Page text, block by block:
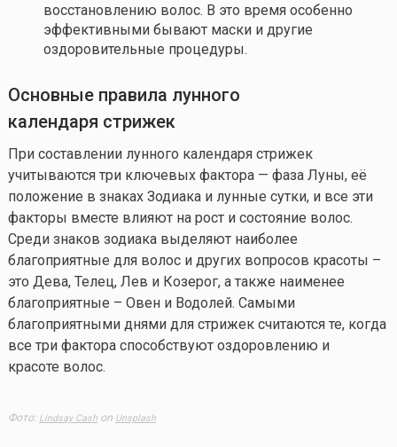
восстановлению волос. В это время особенно
эффективными бывают маски и другие
оздоровительные процедуры.
Основные правила лунного
календаря стрижек
При составлении лунного календаря стрижек
учитываются три ключевых фактора — фаза Луны, её
положение в знаках Зодиака и лунные сутки, и все эти
факторы вместе влияют на рост и состояние волос.
Среди знаков зодиака выделяют наиболее
благоприятные для волос и других вопросов красоты –
это Дева, Телец, Лев и Козерог, а также наименее
благоприятные – Овен и Водолей. Самыми
благоприятными днями для стрижек считаются те, когда
все три фактора способствуют оздоровлению и
красоте волос.
Фото: Lindsay Cashon Unsplash